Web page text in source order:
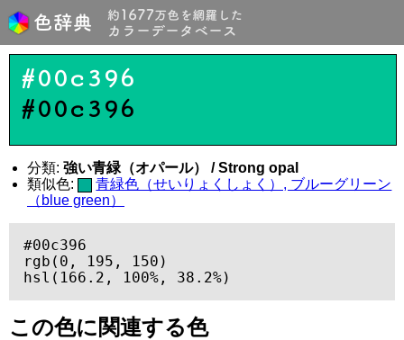
#00c396
#00c396
分類: 強い青緑（オパール） / Strong opal
類似色:
青緑色（せいりょくしょく）, ブルーグリーン
（blue green）
#00c396
rgb(0, 195, 150)
hsl(166.2, 100%, 38.2%)
この色に関連する色